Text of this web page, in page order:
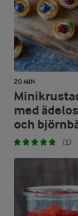
20 MIN
med
och
(1)